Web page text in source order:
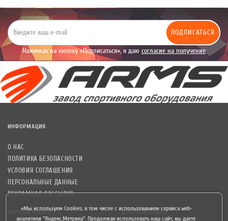
ПОДПИСАТЬСЯ
Нажимая на кнопку «Подписаться», я даю согласие на получение
уведомлений рекламного характера.
ИНФОРМАЦИЯ
О НАС
ПОЛИТИКА БЕЗОПАСНОСТИ
УСЛОВИЯ СОГЛАШЕНИЯ
ПЕРСОНАЛЬНЫЕ ДАННЫЕ
РЕКЛАМНАЯ РАССЫЛКА
ЛИЧНЫЙ КАБИНЕТ ДОПОЛНИТЕЛЬНО
«Мы используем Cookies, в том числе с использованием сервиса web-
аналитики "Яндекс.Метрика". Продолжая использовать наш сайт, вы даете